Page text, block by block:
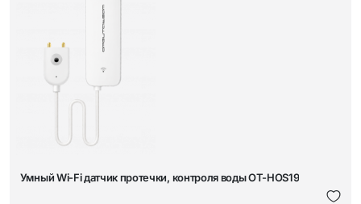
Умный Wi-Fi датчик протечки, контроля воды OT-HOS19